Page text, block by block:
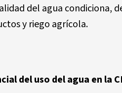
del agua condiciona,
y riego agrícola.
del uso del agua en la